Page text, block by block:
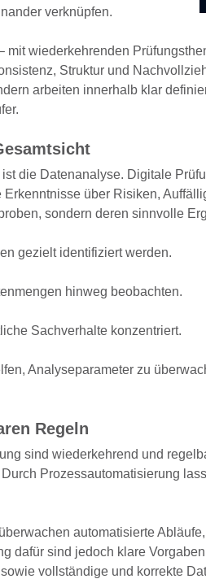
verknüpfen.
wiederkehrenden
Struktur und
arbeiten innerhalb klar
die Datenanalyse. Digitale
über Risiken,
sondern deren sinnvolle
gezielt identifiziert werden.
hinweg beobachten.
Sachverhalte konzentriert.
Analyseparameter zu
Regeln
sind wiederkehrend und
Prozessautomatisierung
automatisierte
dafür sind jedoch klare
vollständige und korrekte